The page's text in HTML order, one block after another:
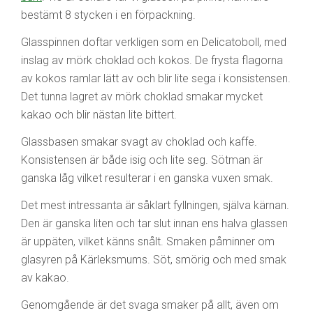
bestämt 8 stycken i en förpackning.
Glasspinnen doftar verkligen som en Delicatoboll, med
inslag av mörk choklad och kokos. De frysta flagorna
av kokos ramlar lätt av och blir lite sega i konsistensen.
Det tunna lagret av mörk choklad smakar mycket
kakao och blir nästan lite bittert.
Glassbasen smakar svagt av choklad och kaffe.
Konsistensen är både isig och lite seg. Sötman är
ganska låg vilket resulterar i en ganska vuxen smak.
Det mest intressanta är såklart fyllningen, själva kärnan.
Den är ganska liten och tar slut innan ens halva glassen
är uppäten, vilket känns snålt. Smaken påminner om
glasyren på Kärleksmums. Söt, smörig och med smak
av kakao.
Genomgående är det svaga smaker på allt, även om